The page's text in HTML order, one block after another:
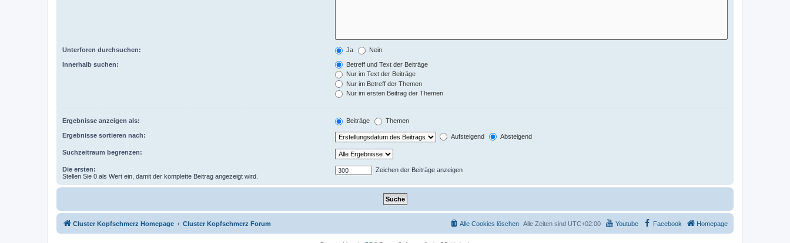
Unterforen durchsuchen: Ja Nein
Innerhalb suchen:
Betreff und Text der Beiträge
Nur im Text der Beiträge
Nur im Betreff der Themen
Nur im ersten Beitrag der Themen
Ergebnisse anzeigen als: Beiträge Themen
Ergebnisse sortieren nach: Aufsteigend Absteigend
Suchzeitraum begrenzen:
Die ersten:
Stellen Sie 0 als Wert ein, damit der komplette Beitrag angezeigt wird.
Zeichen der Beiträge anzeigen
Cluster Kopfschmerz Homepage Cluster Kopfschmerz Forum Homepage
Facebook
Youtube
Alle Zeiten sind UTC+02:00
Alle Cookies löschen